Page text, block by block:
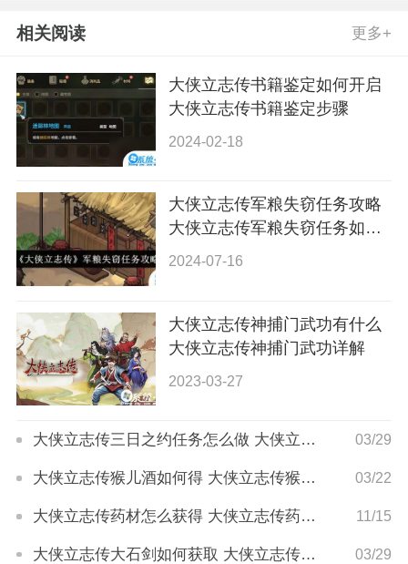
相关阅读 更多+
大侠立志传书籍鉴定如何开启
大侠立志传书籍鉴定步骤
2024-02-18
大侠立志传军粮失窃任务攻略
大侠立志传军粮失窃任务如何
做
2024-07-16
大侠立志传神捕门武功有什么
大侠立志传神捕门武功详解
2023-03-27
大侠立志传三日之约任务怎么做 大侠立志传三日之约任务攻略 03/29
大侠立志传猴儿酒如何得 大侠立志传猴儿酒获取方法 03/22
大侠立志传药材怎么获得 大侠立志传药材获取攻略 11/15
大侠立志传大石剑如何获取 大侠立志传大石剑获得方法 03/29